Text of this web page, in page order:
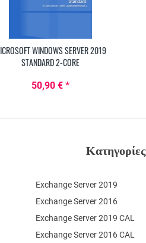
WINDOWS SERVER 2019
STANDARD 2-CORE
50,90 € *
Κατηγορίες
Exchange Server 2019
Exchange Server 2016
Exchange Server 2019 CAL
Exchange Server 2016 CAL